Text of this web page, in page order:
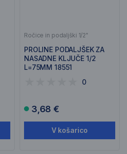
Ročice in podaljški 1/2"
PROLINE PODALJŠEK ZA
NASADNE KLJUČE 1/2
L=75MM 18551
0
3,68 €
V košarico